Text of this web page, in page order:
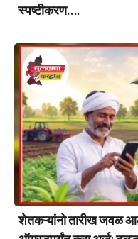
स्पष्टीकरण….
शेतकऱ्यांनो तारीख जवळ